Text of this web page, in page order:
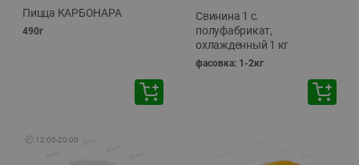
Пицца КАРБОНАРА
490г
Свинина 1 с.
полуфабрикат,
охлажденный 1 кг
фасовка: 1-2кг
🕘 12:00-20:00